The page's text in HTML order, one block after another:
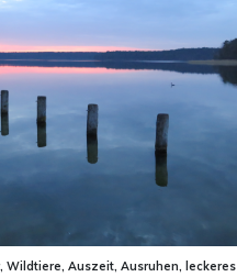
Wildtiere, Auszeit, Ausruhen, leckeres